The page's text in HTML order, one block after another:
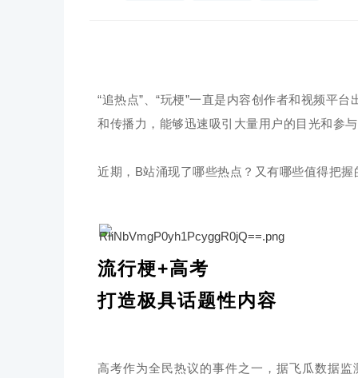
“追热点”、“玩梗”一直是内容创作者和视频平
和传播力，能够迅速吸引大量用户的目光和参
近期，B站涌现了哪些热点？又有哪些值得把握
流行梗+高考
打造极具话题性内容
高考作为全民热议的事件之一，据飞瓜数据